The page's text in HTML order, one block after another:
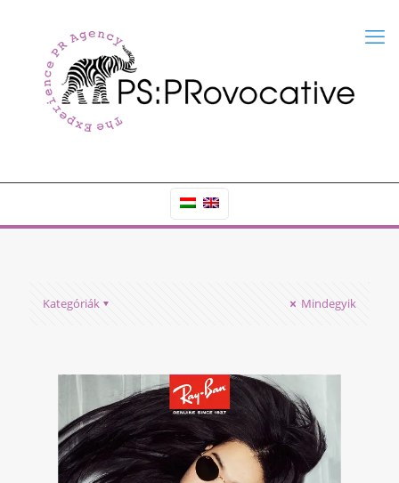
Kategóriák Mindegyik